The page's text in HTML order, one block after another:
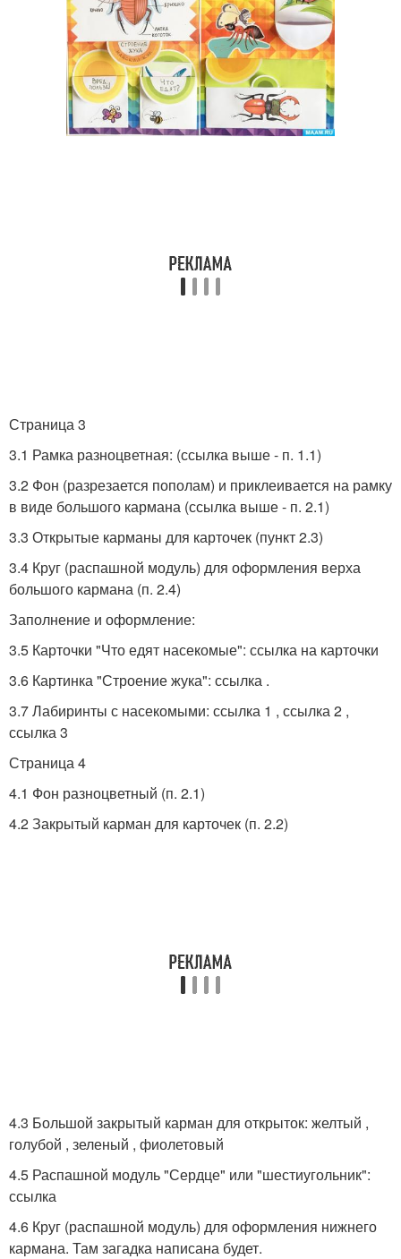
Страница 3
3.1 Рамка разноцветная: (ссылка выше - п. 1.1)
3.2 Фон (разрезается пополам) и приклеивается на рамку
в виде большого кармана (ссылка выше - п. 2.1)
3.3 Открытые карманы для карточек (пункт 2.3)
3.4 Круг (распашной модуль) для оформления верха
большого кармана (п. 2.4)
Заполнение и оформление:
3.5 Карточки "Что едят насекомые": ссылка на карточки
3.6 Картинка "Строение жука": ссылка .
3.7 Лабиринты с насекомыми: ссылка 1 , ссылка 2 ,
ссылка 3
Страница 4
4.1 Фон разноцветный (п. 2.1)
4.2 Закрытый карман для карточек (п. 2.2)
4.3 Большой закрытый карман для открыток: желтый ,
голубой , зеленый , фиолетовый
4.5 Распашной модуль "Сердце" или "шестиугольник":
ссылка
4.6 Круг (распашной модуль) для оформления нижнего
кармана. Там загадка написана будет.